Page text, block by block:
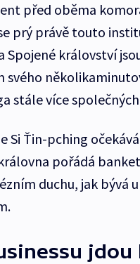
před oběma
prý právě touto
Spojené království
svého
stále více
Si Ťin-pching
pořádá
duchu, jak bývá